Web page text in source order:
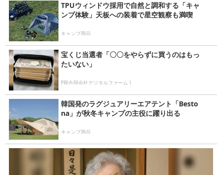
TPUウィンドウ採用で自然と調和する「キャ
ンプ体験」天板への装着で星空観察も満喫
キャンプ用品
宝くじ当選者「〇〇をやらずに買うのはもっ
たいない」
PR(合同会社デジタルファーム )
韓国発のラグジュアリーエアテント「Besto
na」が秋冬キャンプの主役に躍り出る
キャンプ用品